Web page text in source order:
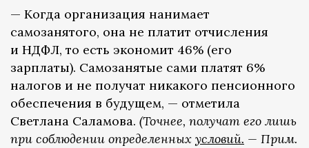
— Когда организация нанимает
самозанятого, она не платит отчисления
и НДФЛ, то есть экономит 46% (его
зарплаты). Самозанятые сами платят 6%
налогов и не получат никакого пенсионного
обеспечения в будущем, — отметила
Светлана Саламова. (Точнее, получат его лишь
при соблюдении определенных условий. — Прим.